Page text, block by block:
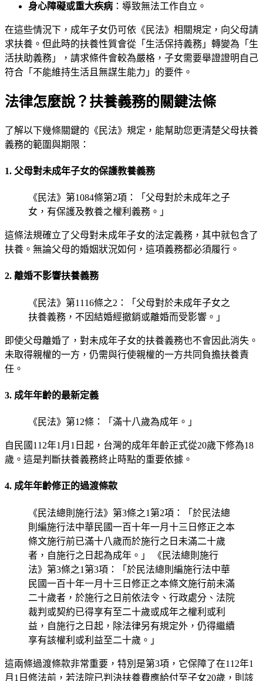
身心障礙或重大疾病 ：導致無法工作自立。
在這些情況下，成年子女仍可依《民法》相關規定，向父母請
求扶養。但此時的扶養性質會從「生活保持義務」轉變為「生
活扶助義務」，請求條件會較為嚴格，子女需要舉證證明自己
符合「不能維持生活且無謀生能力」的要件。
法律怎麼說？扶養義務的關鍵法條
了解以下幾條關鍵的《民法》規定，能幫助您更清楚父母扶養
義務的範圍與期限：
1. 父母對未成年子女的保護教養義務
《民法》第1084條第2項：「父母對於未成年之子
女，有保護及教養之權利義務。」
這條法規確立了父母對未成年子女的法定義務，其中就包含了
扶養。無論父母的婚姻狀況如何，這項義務都必須履行。
2. 離婚不影響扶養義務
《民法》第1116條之2：「父母對於未成年子女之
扶養義務，不因結婚經撤銷或離婚而受影響。」
即使父母離婚了，對未成年子女的扶養義務也不會因此消失。
未取得親權的一方，仍需與行使親權的一方共同負擔扶養責
任。
3. 成年年齡的最新定義
《民法》第12條：「滿十八歲為成年。」
自民國112年1月1日起，台灣的成年年齡正式從20歲下修為18
歲。這是判斷扶養義務終止時點的重要依據。
4. 成年年齡修正的過渡條款
《民法總則施行法》第3條之1第2項：「於民法總
則編施行法中華民國一百十年一月十三日修正之本
條文施行前已滿十八歲而於施行之日未滿二十歲
者，自施行之日起為成年。」 《民法總則施行
法》第3條之1第3項：「於民法總則編施行法中華
民國一百十年一月十三日修正之本條文施行前未滿
二十歲者，於施行之日前依法令、行政處分、法院
裁判或契約已得享有至二十歲或成年之權利或利
益，自施行之日起，除法律另有規定外，仍得繼續
享有該權利或利益至二十歲。」
這兩條過渡條款非常重要，特別是第3項，它保障了在112年1
月1日修法前，若法院已判決扶養費應給付至子女20歲，則該